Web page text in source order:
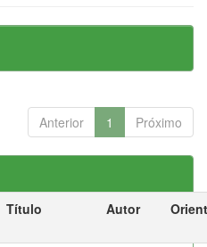
Anterior 1 Próximo
Título Autor